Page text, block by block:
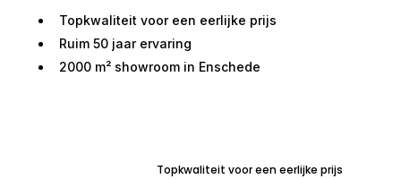
Topkwaliteit voor een eerlijke prijs
Ruim 50 jaar ervaring
2000 m² showroom in Enschede
Topkwaliteit voor een eerlijke prijs